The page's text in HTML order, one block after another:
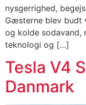
nysgerrighed,
Gæsterne blev budt
og kolde sodavand,
teknologi og […]
Tesla V4
Danmark